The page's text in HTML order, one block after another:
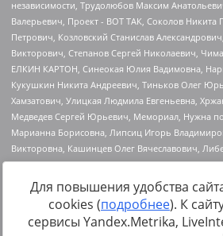
https://minjust.gov.ru/
inostrannyih-agentov-22-03-2024.pdf
Для повышения удобства
cookies (подробнее). К
сервисы Yandex.Metrika,